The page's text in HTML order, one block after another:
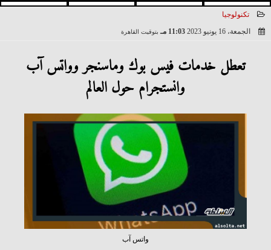
تكنولوجيا
الجمعة، 16 يونيو 2023
11:03 مـ بتوقيت القاهرة
تعطل خدمات فيس بوك وماسنجر وواتس آب
وانستجرام حول العالم
واتس آب